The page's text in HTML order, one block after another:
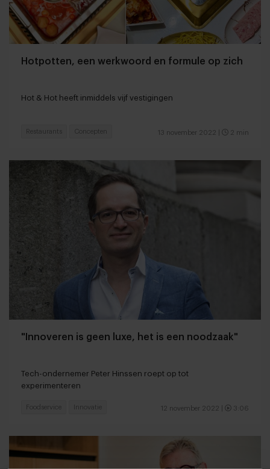
Hotpotten, een werkwoord en formule op zich
Hot & Hot heeft inmiddels vijf vestigingen
13 november 2022 2 min
Restaurants Concepten
"Innoveren is geen luxe, het is een noodzaak"
Tech-ondernemer Peter Hinssen roept op tot
experimenteren
12 november 2022 3:06
Foodservice Innovatie